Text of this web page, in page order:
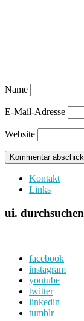
Name
E-Mail-Adresse
Website
Kontakt
Links
ui. durchsuchen
nach:
facebook
instagram
youtube
twitter
linkedin
tumblr